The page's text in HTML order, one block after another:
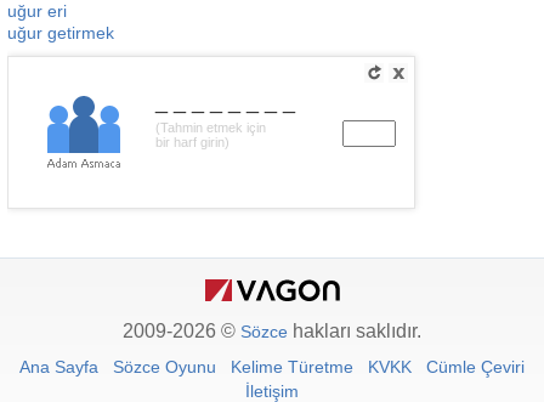
uğur eri
uğur getirmek
(Tahmin etmek için
bir harf girin)
2009-2026 © Sözce hakları saklıdır.
Ana Sayfa Sözce Oyunu Kelime Türetme KVKK
Cümle Çeviri
İletişim